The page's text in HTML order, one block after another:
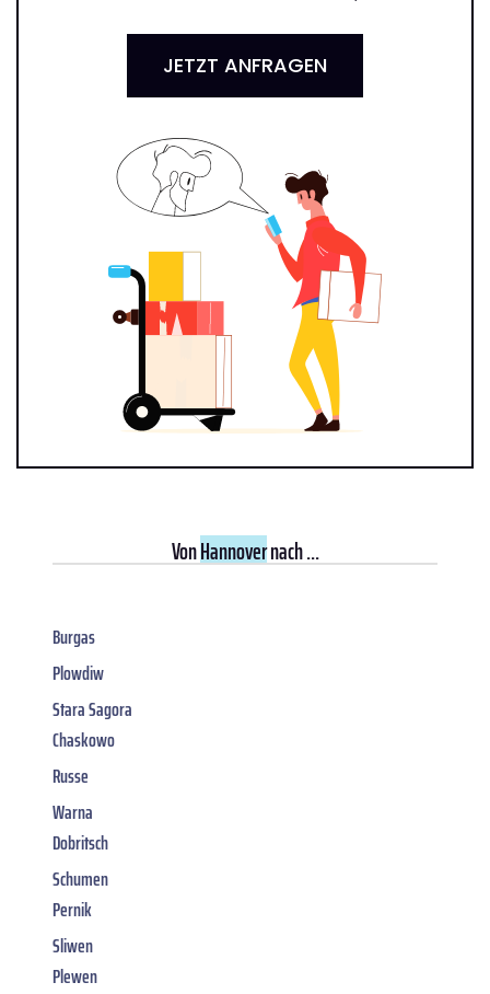
JETZT ANFRAGEN
VonHannovernach ...
Burgas
Plowdiw
Stara Sagora
Chaskowo
Russe
Warna
Dobritsch
Schumen
Pernik
Sliwen
Plewen